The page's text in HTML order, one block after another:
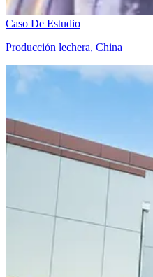
Caso De Estudio
Producción lechera, China